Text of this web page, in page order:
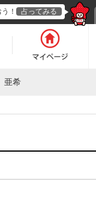
！ 占ってみる
希